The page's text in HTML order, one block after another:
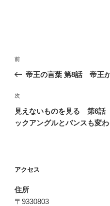
投
ビ
ゲ
ー
前
の
稿
前
帝王の言葉 第8話 帝王
次
の
投
次
見えないものを見る 第6話
ックアングルとバンスも変
アクセス
住所
〒9330803